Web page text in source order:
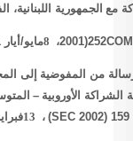
مع الجمهورية اللبنانية،
2001)252، 8مايو/أيار 2001، ص
من المفوضية إلى
الشراكة الأوروبية –
(SEC 2002) ، 13فبراير/